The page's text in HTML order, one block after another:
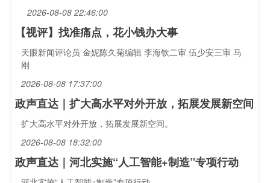
2026-08-08 22:46:00
【视评】找准痛点，花小钱办大事
天眼新闻评论员 金妮陈久菊编辑 李海钦二审 伍少安三审 马
刚
2026-08-08 17:37:00
政声直达｜扩大高水平对外开放，拓展发展新空间
扩大高水平对外开放，拓展发展新空间。
2026-08-08 18:32:00
政声直达｜河北实施“人工智能+制造”专项行动